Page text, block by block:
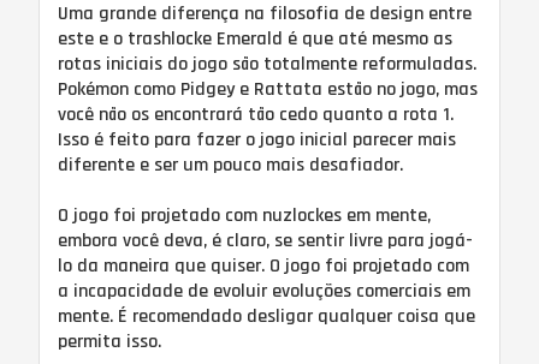
Uma grande diferença na filosofia de design entre
este e o trashlocke Emerald é que até mesmo as
rotas iniciais do jogo são totalmente reformuladas.
Pokémon como Pidgey e Rattata estão no jogo, mas
você não os encontrará tão cedo quanto a rota 1.
Isso é feito para fazer o jogo inicial parecer mais
diferente e ser um pouco mais desafiador.
O jogo foi projetado com nuzlockes em mente,
embora você deva, é claro, se sentir livre para jogá-
lo da maneira que quiser. O jogo foi projetado com
a incapacidade de evoluir evoluções comerciais em
mente. É recomendado desligar qualquer coisa que
permita isso.